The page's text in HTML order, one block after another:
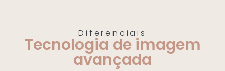
Diferenciais
Tecnologia de imagem
avançada